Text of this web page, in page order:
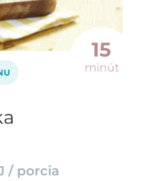
15
minút
/ porcia